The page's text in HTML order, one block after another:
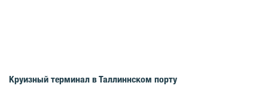
Круизный терминал в Таллиннском порту